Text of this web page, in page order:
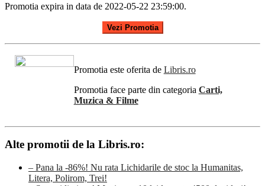
Promotia expira in data de 2022-05-22 23:59:00.
Vezi Promotia
Promotia este oferita de Libris.ro
Promotia face parte din categoria Carti,
Muzica & Filme
Alte promotii de la Libris.ro:
– Pana la -86%! Nu rata Lichidarile de stoc la Humanitas,
Litera, Polirom, Trei!